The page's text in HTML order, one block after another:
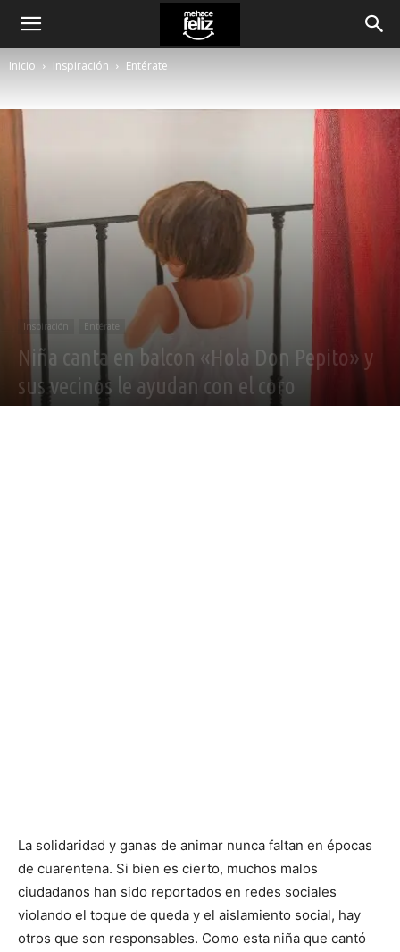
Inicio Inspiración Entérate
Inspiración Entérate
Niña canta en balcon «Hola Don Pepito» y
sus vecinos le ayudan con el coro
La solidaridad y ganas de animar nunca faltan en épocas
de cuarentena. Si bien es cierto, muchos malos
ciudadanos han sido reportados en redes sociales
violando el toque de queda y el aislamiento social, hay
otros que son responsables. Como esta niña que cantó